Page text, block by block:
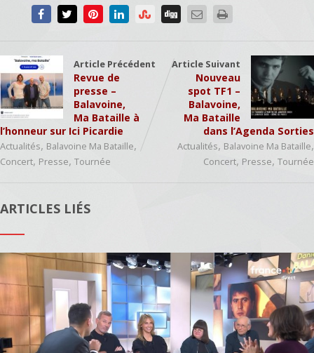
Article Précédent
Revue de
presse –
Balavoine,
Ma Bataille à
l’honneur sur Ici Picardie
Actualités, Balavoine Ma Bataille,
Concert, Presse, Tournée
Article Suivant
Nouveau
spot TF1 –
Balavoine,
Ma Bataille
dans l’Agenda Sorties
Actualités, Balavoine Ma Bataille,
Concert, Presse, Tournée
ARTICLES LIÉS